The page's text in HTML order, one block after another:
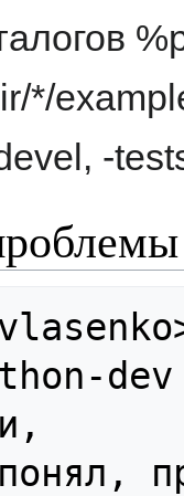
*/
-
dev